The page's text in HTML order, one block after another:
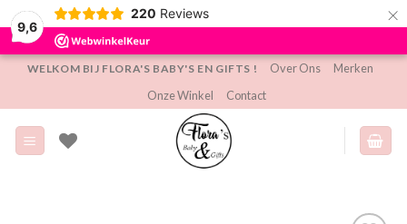
9,6
220 Reviews ×
inhoud
WELKOM BIJ FLORA'S BABY'S EN GIFTS ! Over Ons
Merken
Onze Winkel
Contact